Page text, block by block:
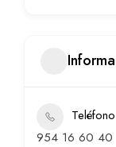
Teléfono
954 16 60 40